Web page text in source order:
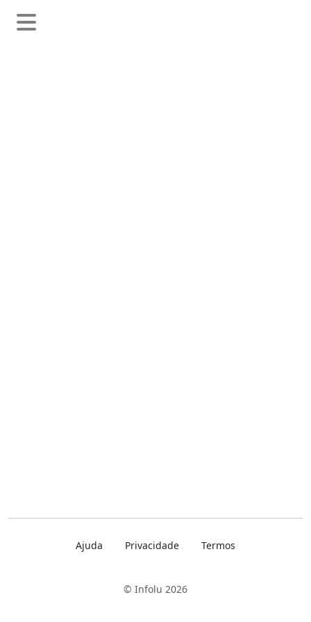
Ajuda Privacidade Termos
© Infolu 2026